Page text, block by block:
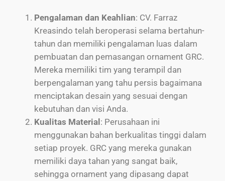
Pengalaman dan Keahlian: CV. Farraz
Kreasindo telah beroperasi selama bertahun-
tahun dan memiliki pengalaman luas dalam
pembuatan dan pemasangan ornament GRC.
Mereka memiliki tim yang terampil dan
berpengalaman yang tahu persis bagaimana
menciptakan desain yang sesuai dengan
kebutuhan dan visi Anda.
Kualitas Material: Perusahaan ini
menggunakan bahan berkualitas tinggi dalam
setiap proyek. GRC yang mereka gunakan
memiliki daya tahan yang sangat baik,
sehingga ornament yang dipasang dapat